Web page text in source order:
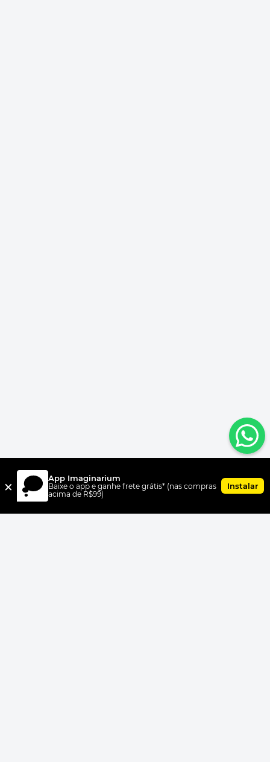
× App Imaginarium
Baixe o app e ganhe frete grátis* (nas compras
acima de R$99)
Instalar